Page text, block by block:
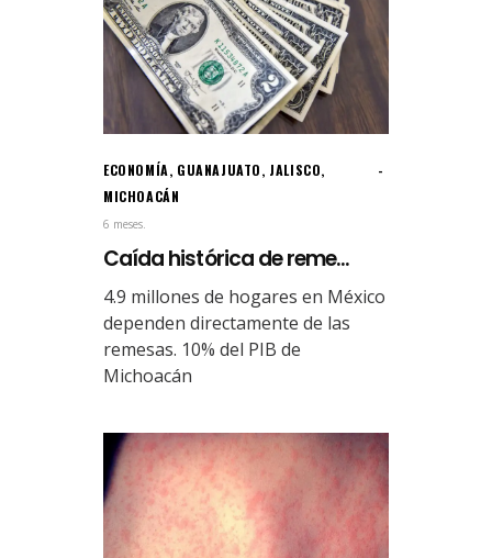
ECONOMÍA, GUANAJUATO, JALISCO,
MICHOACÁN
6 meses.
Caída histórica de reme...
4.9 millones de hogares en México
dependen directamente de las
remesas. 10% del PIB de
Michoacán